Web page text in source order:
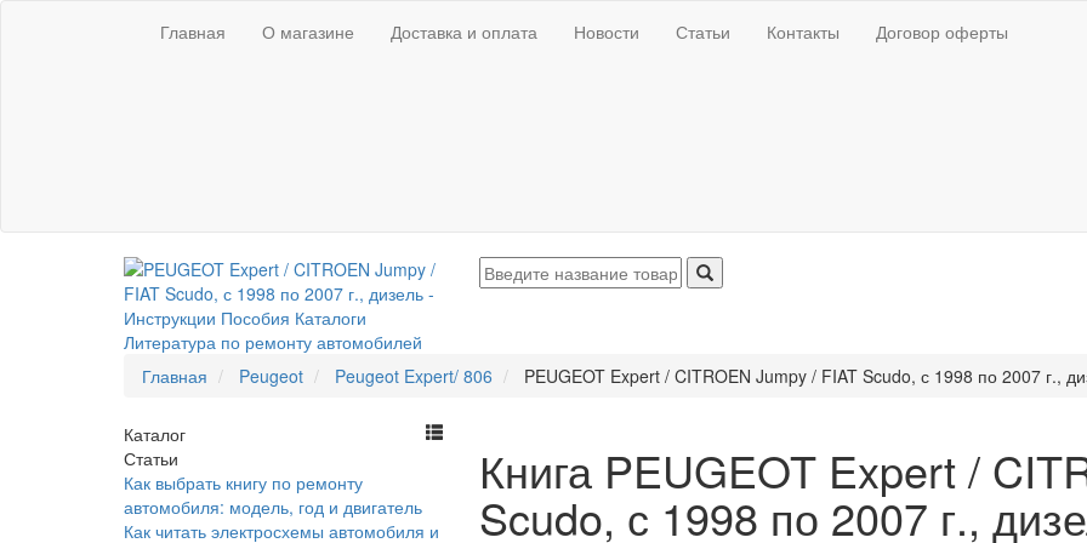
Главная О магазине Доставка и оплата Новости Статьи Контакты Договор оферты
Главная Peugeot Peugeot Expert/ 806 PEUGEOT Expert / CITROEN Jumpy / FIAT Scudo, с 1998 по 2007 г.,
Каталог
Статьи
Как выбрать книгу по ремонту
автомобиля: модель, год и двигатель
Как читать электросхемы автомобиля и
Книга PEUGEOT Expert /
Scudo, с 1998 по 2007 г.,